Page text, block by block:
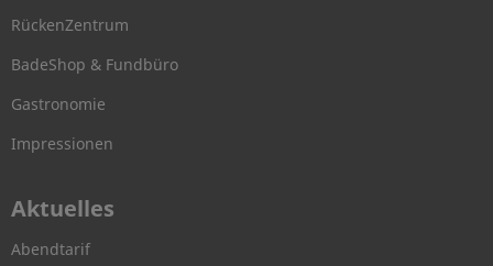
RückenZentrum
BadeShop & Fundbüro
Gastronomie
Impressionen
Aktuelles
Abendtarif